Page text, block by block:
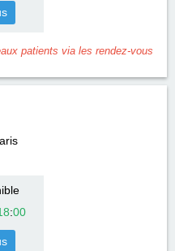
patients via les rendez-vous
:00